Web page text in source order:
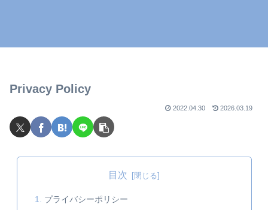
Privacy Policy
2022.04.30 2026.03.19
目次
プライバシーポリシー